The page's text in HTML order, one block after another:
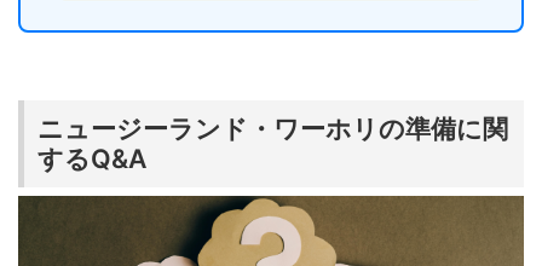
ニュージーランド・ワーホリの準備に関
するQ&A